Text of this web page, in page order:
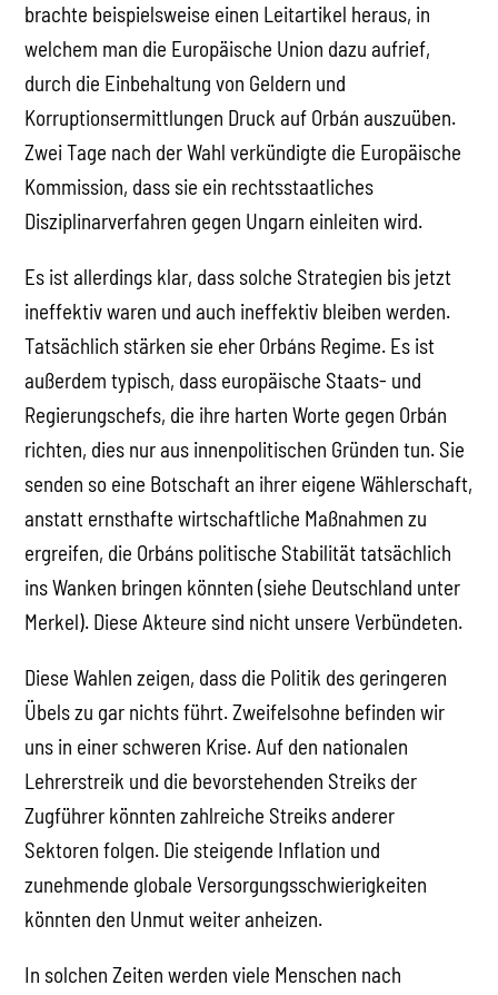
brachte beispielsweise einen Leitartikel heraus, in
welchem man die Europäische Union dazu aufrief,
durch die Einbehaltung von Geldern und
Korruptionsermittlungen Druck auf Orbán auszuüben.
Zwei Tage nach der Wahl verkündigte die Europäische
Kommission, dass sie ein rechtsstaatliches
Disziplinarverfahren gegen Ungarn einleiten wird.
Es ist allerdings klar, dass solche Strategien bis jetzt
ineffektiv waren und auch ineffektiv bleiben werden.
Tatsächlich stärken sie eher Orbáns Regime. Es ist
außerdem typisch, dass europäische Staats- und
Regierungschefs, die ihre harten Worte gegen Orbán
richten, dies nur aus innenpolitischen Gründen tun. Sie
senden so eine Botschaft an ihrer eigene Wählerschaft,
anstatt ernsthafte wirtschaftliche Maßnahmen zu
ergreifen, die Orbáns politische Stabilität tatsächlich
ins Wanken bringen könnten (siehe Deutschland unter
Merkel). Diese Akteure sind nicht unsere Verbündeten.
Diese Wahlen zeigen, dass die Politik des geringeren
Übels zu gar nichts führt. Zweifelsohne befinden wir
uns in einer schweren Krise. Auf den nationalen
Lehrerstreik und die bevorstehenden Streiks der
Zugführer könnten zahlreiche Streiks anderer
Sektoren folgen. Die steigende Inflation und
zunehmende globale Versorgungsschwierigkeiten
könnten den Unmut weiter anheizen.
In solchen Zeiten werden viele Menschen nach